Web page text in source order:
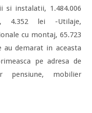
si instalatii, 1.484.006
4.352 lei -Utilaje,
cu montaj, 65.723
au demarat in aceasta
pe adresa de
pensiune, mobilier